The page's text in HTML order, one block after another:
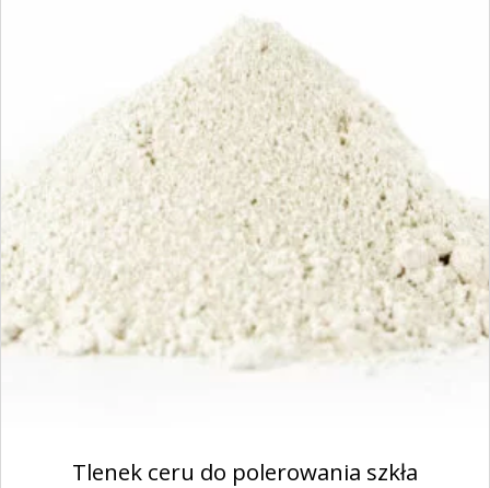
Tlenek ceru do polerowania szkła